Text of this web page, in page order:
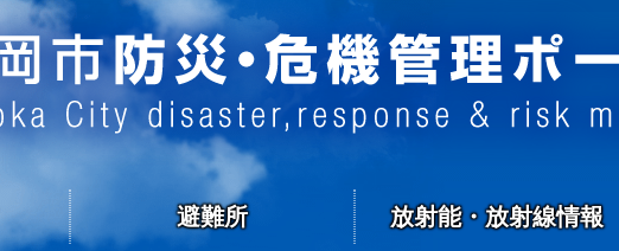
避難所 放射能・放射線情報